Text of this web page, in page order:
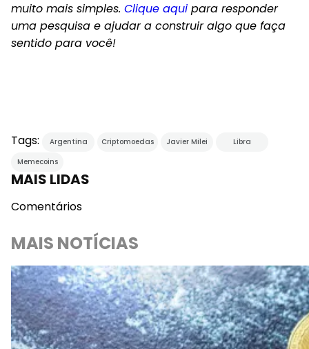
muito mais simples. Clique aqui para responder
uma pesquisa e ajudar a construir algo que faça
sentido para você!
Tags: Argentina Criptomoedas Javier Milei
Libra
Memecoins
MAIS LIDAS
Comentários
MAIS NOTÍCIAS